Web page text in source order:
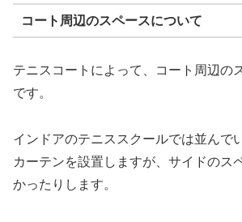
コート周辺のスペースについて
テニスコートによって、コート周辺の
です。
インドアのテニススクールでは並んで
カーテンを設置しますが、サイドのス
かったりします。